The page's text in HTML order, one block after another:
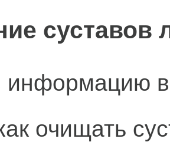
суставов
информацию
очищать